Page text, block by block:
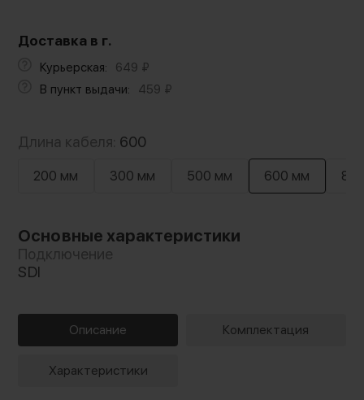
Доставка в г.
Курьерская: 649 ₽
В пункт выдачи:
459 ₽
Длина кабеля: 600
200 мм 300 мм 500 мм 600 мм
Основные характеристики
Подключение
SDI
Описание Комплектация
Характеристики